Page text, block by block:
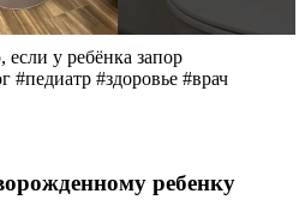
если у ребёнка запор
#педиатр #здоровье #врач
ребенку